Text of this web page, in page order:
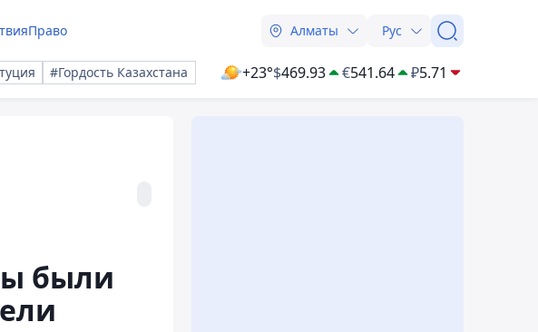
Право Алматы Рус
#Гордость Казахстана +23°$469.93 €541.64 ₽5.71
были